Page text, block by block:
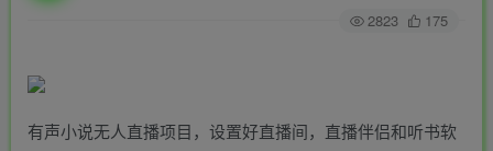
2823 175
有声小说无人直播项目，设置好直播间，直播伴侣和听书软